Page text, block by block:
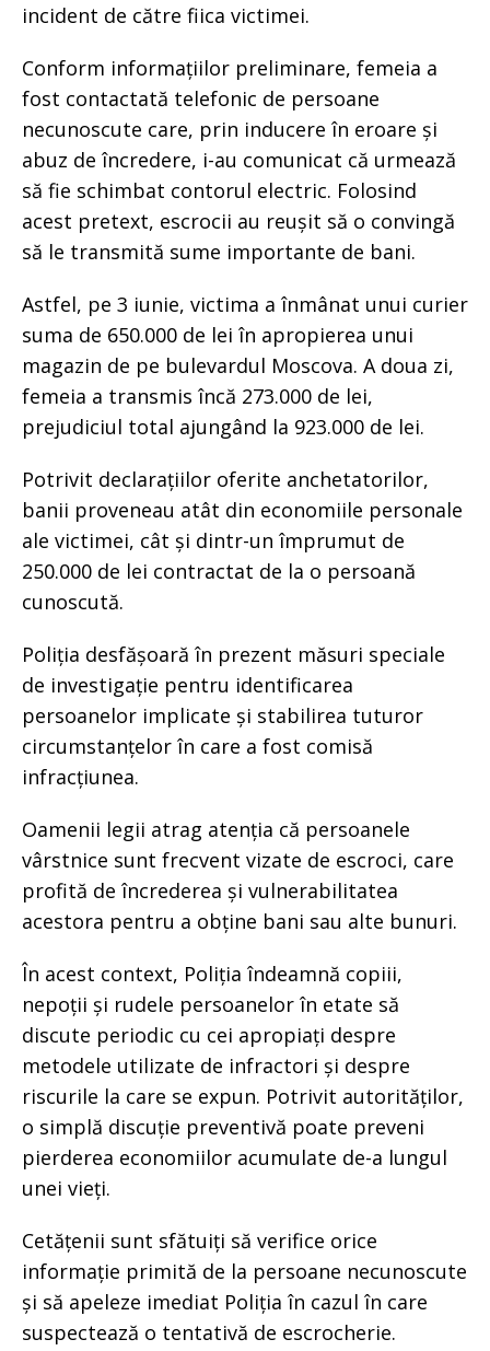
incident de către fiica victimei.
Conform informațiilor preliminare, femeia a
fost contactată telefonic de persoane
necunoscute care, prin inducere în eroare și
abuz de încredere, i-au comunicat că urmează
să fie schimbat contorul electric. Folosind
acest pretext, escrocii au reușit să o convingă
să le transmită sume importante de bani.
Astfel, pe 3 iunie, victima a înmânat unui curier
suma de 650.000 de lei în apropierea unui
magazin de pe bulevardul Moscova. A doua zi,
femeia a transmis încă 273.000 de lei,
prejudiciul total ajungând la 923.000 de lei.
Potrivit declarațiilor oferite anchetatorilor,
banii proveneau atât din economiile personale
ale victimei, cât și dintr-un împrumut de
250.000 de lei contractat de la o persoană
cunoscută.
Poliția desfășoară în prezent măsuri speciale
de investigație pentru identificarea
persoanelor implicate și stabilirea tuturor
circumstanțelor în care a fost comisă
infracțiunea.
Oamenii legii atrag atenția că persoanele
vârstnice sunt frecvent vizate de escroci, care
profită de încrederea și vulnerabilitatea
acestora pentru a obține bani sau alte bunuri.
În acest context, Poliția îndeamnă copiii,
nepoții și rudele persoanelor în etate să
discute periodic cu cei apropiați despre
metodele utilizate de infractori și despre
riscurile la care se expun. Potrivit autorităților,
o simplă discuție preventivă poate preveni
pierderea economiilor acumulate de-a lungul
unei vieți.
Cetățenii sunt sfătuiți să verifice orice
informație primită de la persoane necunoscute
și să apeleze imediat Poliția în cazul în care
suspectează o tentativă de escrocherie.